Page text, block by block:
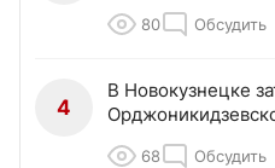
80 Обсудить
4
В Новокузнецке
68 Обсудить